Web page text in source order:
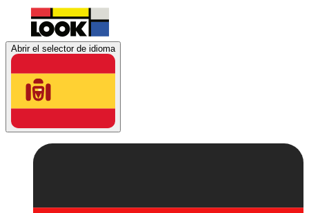
Abrir el selector de idioma